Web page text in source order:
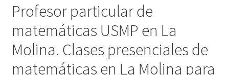
Profesor particular de
matemáticas USMP en La
Molina. Clases presenciales de
matemáticas en La Molina para